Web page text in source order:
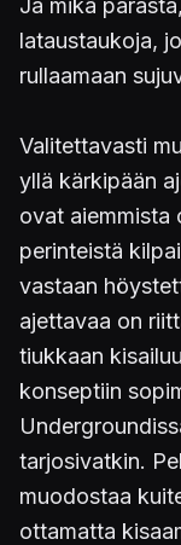
Ja mikä
lataustaukoja,
rullaamaan
Valitettavasti
yllä kärkipään
ovat aiemmista
perinteistä
vastaan
ajettavaa on
tiukkaan
konseptiin
tarjosivatkin.
muodostaa
ottamatta